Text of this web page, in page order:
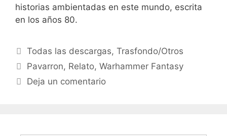
historias ambientadas en este mundo, escrita
en los años 80.
Categorías
Todas las descargas,Trasfondo/Otros
Etiquetas
Pavarron, Relato,Warhammer Fantasy
Deja un comentario